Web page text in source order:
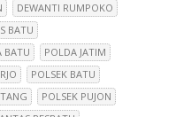
DEWANTI RUMPOKO
BATU
BATU
POLDA JATIM
POLSEK BATU
POLSEK PUJON